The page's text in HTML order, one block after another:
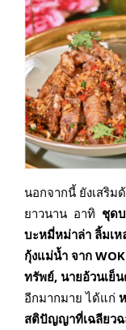
นอกจากนี้ ยังเสริมด้
ยาวนาน อาทิ ชุด
บะหมี่หม่าล่า ลิ้มเ
กุ้งแม่น้ำ จาก
ทรัพย์, นายอ้วนเย็น
อีกมากมาย ได้แก่
สติปัญญาที่เฉลียว